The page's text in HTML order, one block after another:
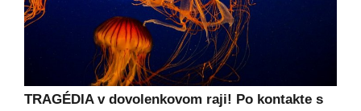
TRAGÉDIA v dovolenkovom raji! Po kontakte s